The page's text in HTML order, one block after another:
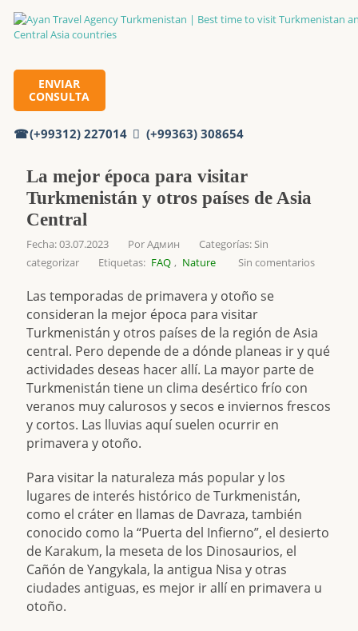
(+99312) 227014 (+99363) 308654
ENVIAR
CONSULTA
Inicio
La mejor época para visitar Turkmenistán y otros países de
La mejor época para visitar
Turkmenistán y otros países de Asia
Central
Fecha: 03.07.2023 PorАдмин Categorías:Sin
categorizar
Etiquetas: FAQ , Nature Sin comentarios
Las temporadas de primavera y otoño se
consideran la mejor época para visitar
Turkmenistán y otros países de la región de Asia
central. Pero depende de a dónde planeas ir y qué
actividades deseas hacer allí. La mayor parte de
Turkmenistán tiene un clima desértico frío con
veranos muy calurosos y secos e inviernos frescos
y cortos. Las lluvias aquí suelen ocurrir en
primavera y otoño.
Para visitar la naturaleza más popular y los
lugares de interés histórico de Turkmenistán,
como el cráter en llamas de Davraza, también
conocido como la “Puerta del Infierno”, el desierto
de Karakum, la meseta de los Dinosaurios, el
Cañón de Yangykala, la antigua Nisa y otras
ciudades antiguas, es mejor ir allí en primavera u
otoño.